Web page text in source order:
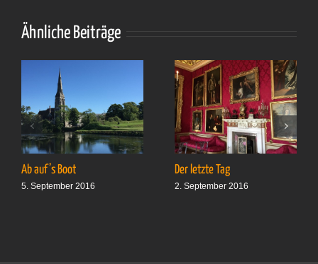
Ähnliche Beiträge
Ab auf’s Boot
5. September 2016
Der letzte Tag
2. September 2016